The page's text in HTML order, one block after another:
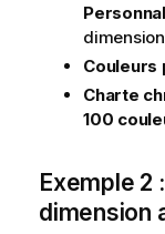
dimension
Couleurs
Charte
100
Exemple 2
dimension